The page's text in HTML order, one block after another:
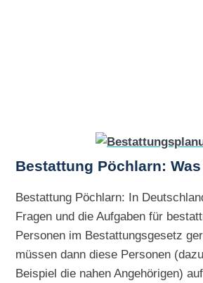
Bestattung Pöchlarn:
Bestattung Pöchlarn: In
Fragen und die Aufgaben für
Personen im Bestattungsgesetz
müssen dann diese Personen
Beispiel die nahen Angehörigen)